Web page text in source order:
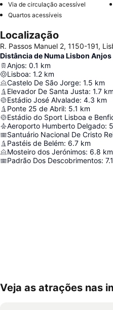
Via de circulação acessível
Quartos acessíveis
Localização
R. Passos Manuel 2, 1150-191,
Distância de Numa Lisbon Anjos
Anjos: 0.1 km
Lisboa: 1.2 km
Castelo De São Jorge: 1.5 km
Elevador De Santa Justa: 1.7 km
Estádio José Alvalade: 4.3 km
Ponte 25 de Abril: 5.1 km
Estádio do Sport Lisboa e
Aeroporto Humberto Delgado:
Santuário Nacional De Cristo
Pastéis de Belém: 6.7 km
Mosteiro dos Jerónimos: 6.8 km
Padrão Dos Descobrimentos: 7.1
Ampliar mapa
Veja as atrações nas